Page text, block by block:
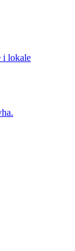
i lokale